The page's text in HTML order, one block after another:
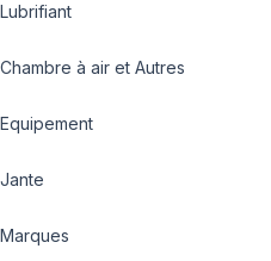
Lubrifiant
Chambre à air et Autres
Equipement
Jante
Marques